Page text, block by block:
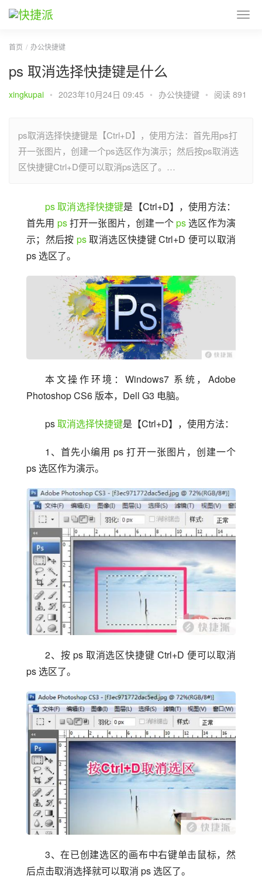
首页 办公快捷键
ps 取消选择快捷键是什么
xingkupai • 2023年10月24日 09:45 • 办公快捷键 • 阅读 891
ps取消选择快捷键是【Ctrl+D】，使用方法：首先用ps打
开一张图片，创建一个ps选区作为演示；然后按ps取消选
区快捷键Ctrl+D便可以取消ps选区了。…
ps取消选择快捷键是【Ctrl+D】，使用方法：
首先用 ps 打开一张图片，创建一个 ps 选区作为演
示；然后按 ps 取消选区快捷键 Ctrl+D 便可以取消
ps 选区了。
本文操作环境：Windows7 系统，Adobe
Photoshop CS6 版本，Dell G3 电脑。
ps 取消选择快捷键是【Ctrl+D】，使用方法：
1、首先小编用 ps 打开一张图片，创建一个
ps 选区作为演示。
2、按 ps 取消选区快捷键 Ctrl+D 便可以取消
ps 选区了。
3、在已创建选区的画布中右键单击鼠标，然
后点击取消选择就可以取消 ps 选区了。